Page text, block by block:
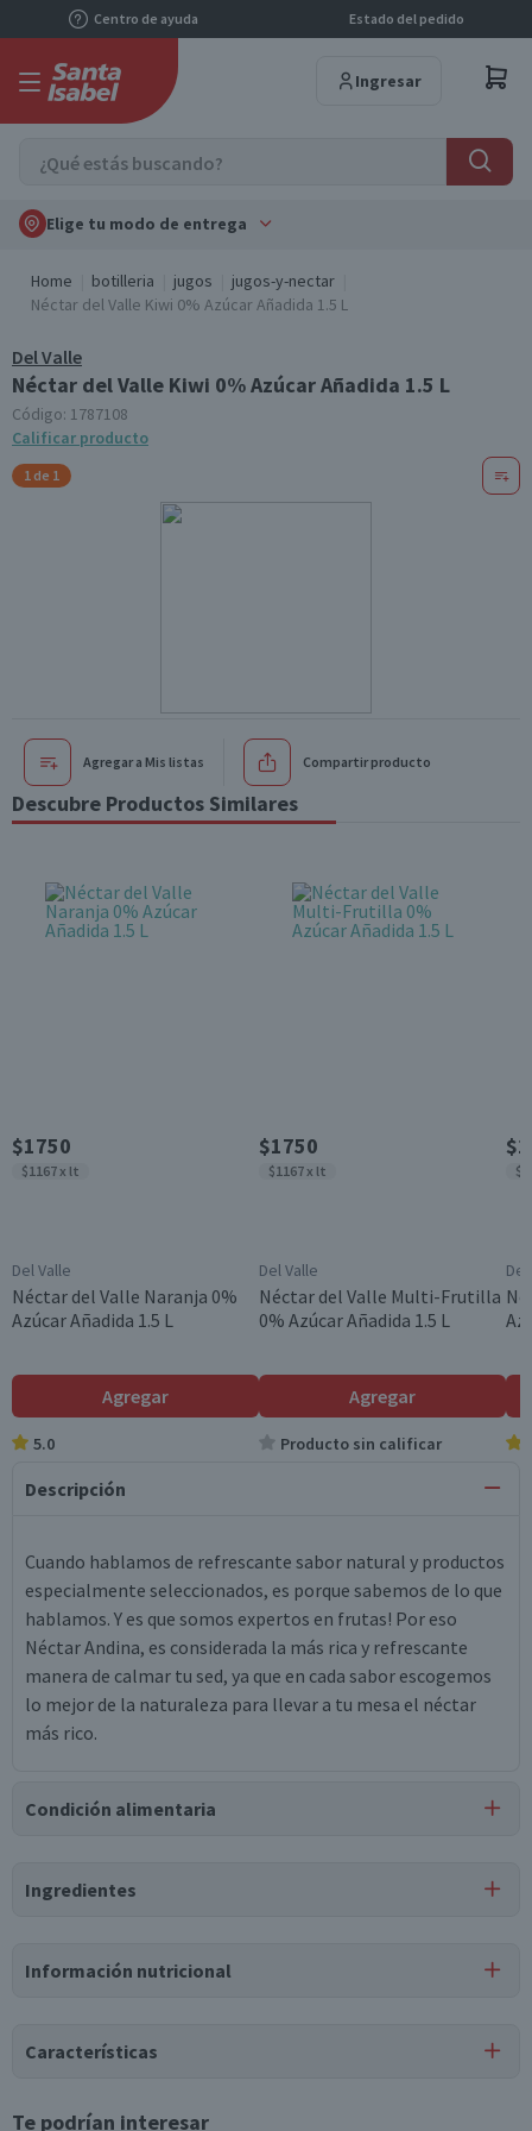
Centro de ayuda Estado del pedido
Ingresar
Elige tu modo de entrega
Home botilleria jugos
jugos-y-nectar
Néctar del Valle Kiwi 0% Azúcar Añadida 1.5 L
Del Valle
Néctar del Valle Kiwi 0% Azúcar Añadida 1.5 L
Código: 1787108
Calificar producto
1 de 1
Agregar a Mis listas Compartir producto
Descubre Productos Similares
$1750
$1167 x lt
Del Valle
Néctar del Valle Naranja 0%
Azúcar Añadida 1.5 L
Agregar
5.0
$1750
$1167 x lt
Del Valle
Néctar del Valle Multi-Frutilla
0% Azúcar Añadida 1.5 L
Agregar
Producto sin calificar
Descripción
Cuando hablamos de refrescante sabor natural y productos
especialmente seleccionados, es porque sabemos de lo que
hablamos. Y es que somos expertos en frutas! Por eso
Néctar Andina, es considerada la más rica y refrescante
manera de calmar tu sed, ya que en cada sabor escogemos
lo mejor de la naturaleza para llevar a tu mesa el néctar
más rico.
Condición alimentaria
Ingredientes
Tartrazina, Azul brillante.
Información nutricional
Tabla nutricional
medios
Características
Tipo de Producto
Te podrían interesar